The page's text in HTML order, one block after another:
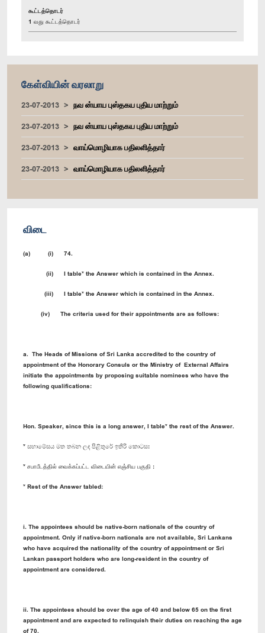
கூட்டத்தொடர்
1 வது கூட்டத்தொடர்
கேள்வியின் வரலாறு
23-07-2013
நவ ன்யாய புஸ்தகய புதிய மாற்றும்
23-07-2013
நவ ன்யாய புஸ்தகய புதிய மாற்றும்
23-07-2013
வாய்மொழியாக பதிலளித்தார்
23-07-2013
வாய்மொழியாக பதிலளித்தார்
விடை
(a) (i) 74.
(ii) I table* the Answer which is contained in the Annex.
(iii) I table* the Answer which is contained in the Annex.
(iv) The criteria used for their appointments are as follows:
a. The Heads of Missions of Sri Lanka accredited to the country of
appointment of the Honorary Consuls or the Ministry of External Affairs
initiate the appointments by proposing suitable nominees who have the
following qualifications:
Hon. Speaker, since this is a long answer, I table* the rest of the Answer.
* සභාමේසය මත තබන ලද පිළිතුරේ ඉතිරි කොටස:
* சபாபீடத்தில் வைக்கப்பட்ட விடையின் எஞ்சிய பகுதி :
* Rest of the Answer tabled:
i. The appointees should be native-born nationals of the country of
appointment. Only if native-born nationals are not available, Sri Lankans
who have acquired the nationality of the country of appointment or Sri
Lankan passport holders who are long-resident in the country of
appointment are considered.
ii. The appointees should be over the age of 40 and below 65 on the first
appointment and are expected to relinquish their duties on reaching the age
of 70.